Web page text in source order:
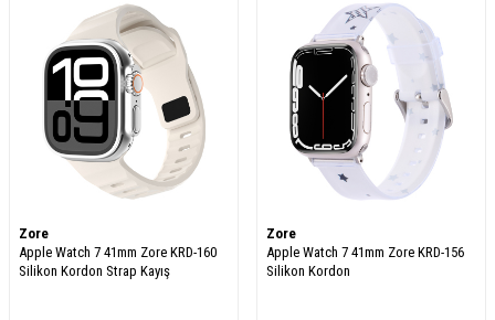
Zore
Apple Watch 7 41mm Zore KRD-160
Silikon Kordon Strap Kayış
Zore
Apple Watch 7 41mm Zore KRD-156
Silikon Kordon